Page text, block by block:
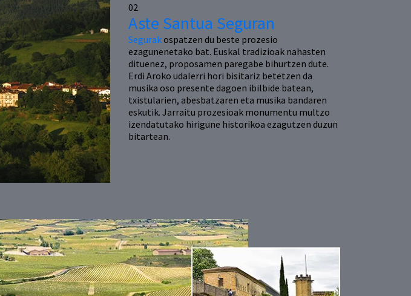
02
Aste Santua Seguran
Segurakospatzen du beste prozesio
ezagunenetako bat. Euskal tradizioak nahasten
dituenez, proposamen paregabe bihurtzen dute.
Erdi Aroko udalerri hori bisitariz betetzen da
musika oso presente dagoen ibilbide batean,
txistularien, abesbatzaren eta musika bandaren
eskutik. Jarraitu prozesioak monumentu multzo
izendatutako hirigune historikoa ezagutzen duzun
bitartean.